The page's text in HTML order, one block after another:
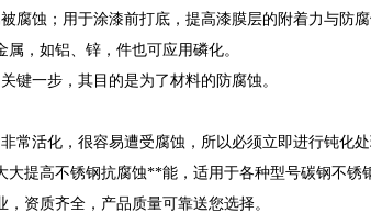
腐蚀；用于涂漆前打底，提高漆膜层的附着力与防
，如铝、锌，件也可应用磷化。
键一步，其目的是为了材料的防腐蚀。
常活化，很容易遭受腐蚀，所以必须立即进行钝化
提高不锈钢抗腐蚀**能，适用于各种型号碳钢不
资质齐全，产品质量可靠送您选择。